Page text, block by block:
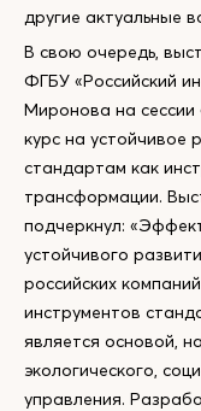
другие актуальные
В свою очередь,
ФГБУ «Российский
Миронова на сессии
курс на устойчивое
стандартам как
трансформации.
подчеркнул:
устойчивого
российских
инструментов
является основой,
экологического,
управления.